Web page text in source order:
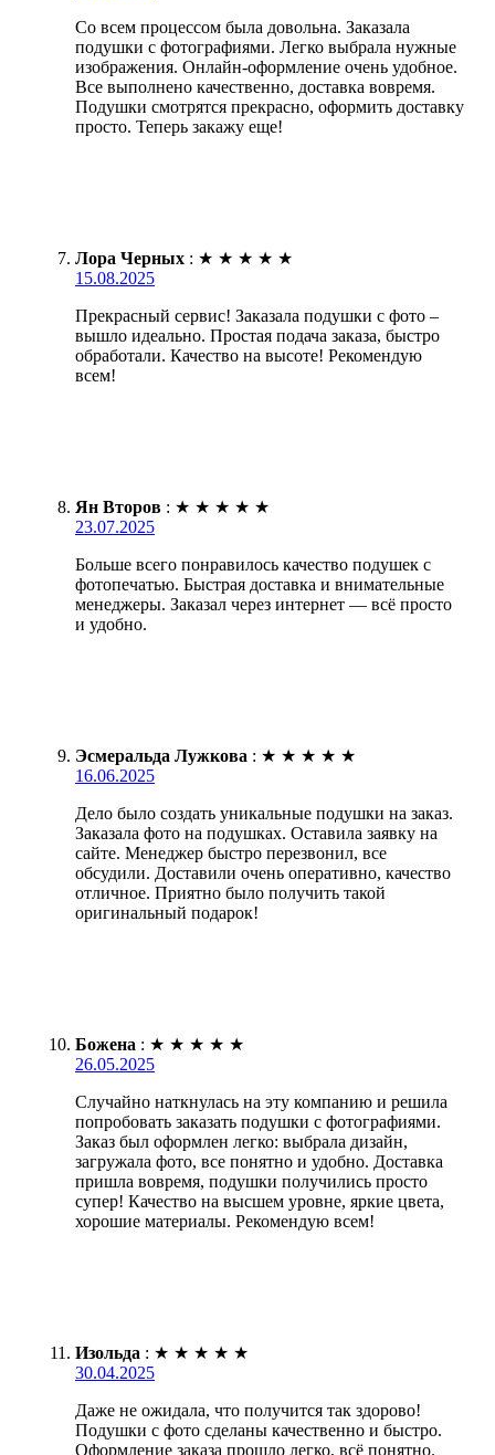
Со всем процессом была довольна. Заказала
подушки с фотографиями. Легко выбрала нужные
изображения. Онлайн-оформление очень удобное.
Все выполнено качественно, доставка вовремя.
Подушки смотрятся прекрасно, оформить доставку
просто. Теперь закажу еще!
Лора Черных : ★ ★ ★ ★ ★
15.08.2025
Прекрасный сервис! Заказала подушки с фото –
вышло идеально. Простая подача заказа, быстро
обработали. Качество на высоте! Рекомендую
всем!
Ян Второв : ★ ★ ★ ★ ★
23.07.2025
Больше всего понравилось качество подушек с
фотопечатью. Быстрая доставка и внимательные
менеджеры. Заказал через интернет — всё просто
и удобно.
Эсмеральда Лужкова : ★ ★ ★ ★ ★
16.06.2025
Дело было создать уникальные подушки на заказ.
Заказала фото на подушках. Оставила заявку на
сайте. Менеджер быстро перезвонил, все
обсудили. Доставили очень оперативно, качество
отличное. Приятно было получить такой
оригинальный подарок!
Божена : ★ ★ ★ ★ ★
26.05.2025
Случайно наткнулась на эту компанию и решила
попробовать заказать подушки с фотографиями.
Заказ был оформлен легко: выбрала дизайн,
загружала фото, все понятно и удобно. Доставка
пришла вовремя, подушки получились просто
супер! Качество на высшем уровне, яркие цвета,
хорошие материалы. Рекомендую всем!
Изольда : ★ ★ ★ ★ ★
30.04.2025
Даже не ожидала, что получится так здорово!
Подушки с фото сделаны качественно и быстро.
Оформление заказа прошло легко, всё понятно.